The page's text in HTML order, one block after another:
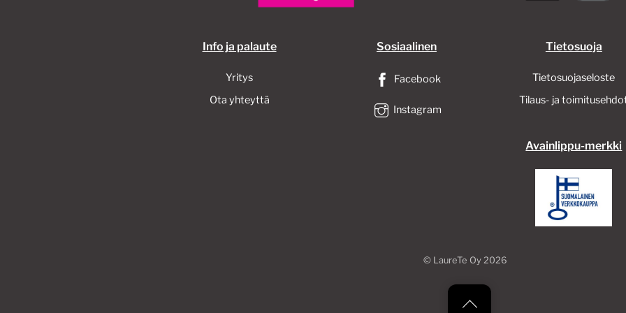
Info ja palaute
Yritys
Ota yhteyttä
Sosiaalinen
Facebook
Instagram
Tietosuoja
Tietosuojaseloste
Tilaus- ja
Avainlippu-merkki
Back
© LaureTe Oy2026